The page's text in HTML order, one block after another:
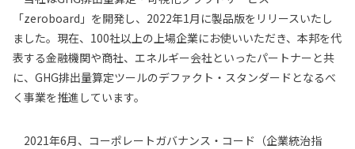
「zeroboard」を開発し、2022年1月に製品版をリリースいたし
ました。現在、100社以上の上場企業にお使いいただき、本邦を代
表する金融機関や商社、エネルギー会社といったパートナーと共
に、GHG排出量算定ツールのデファクト・スタンダードとなるべ
く事業を推進しています。
2021年6月、コーポレートガバナンス・コード（企業統治指